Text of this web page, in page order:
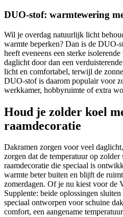
DUO-stof: warmtewering
Wil je overdag natuurlijk licht
warmte beperken? Dan is de DUO-
heeft eveneens een sterke
daglicht door dan een
licht en comfortabel, terwijl de
DUO-stof is daarom populair voor
werkkamer, hobbyruimte of extra
Houd je zolder koel
raamdecoratie
Dakramen zorgen voor veel
zorgen dat de temperatuur op
raamdecoratie die speciaal is
warmte beter buiten en blijft de
zomerdagen. Of je nu kiest voor de
Supplente: beide oplossingen
speciaal ontworpen voor schuine
comfort, een aangename